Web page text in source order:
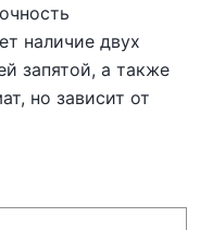
наличие двух
запятой, а также
но зависит от